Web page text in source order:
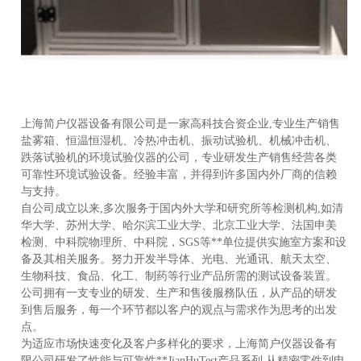
上海简户仪器设备有限公司是一家高科技合资企业,专业生产销售
盐雾箱、恒温恒湿机、冷热冲击机、振动试验机、机械冲击机、
跌落试验机的环境试验仪器的公司，专业研发生产销售经营各类
可靠性环境试验设备。经验丰富，并得到许多国内外厂商的信赖
与支持。
自公司成立以来,多次服务于国内外大学和研究所等检测机构,如清
华大学、苏州大学、哈尔滨工业大学、北京工业大学、法国申美
检测、中科院物理所、中科院，SGS等**单位提供实施室方案和设
备及其相关服务。努力开发半导体、光电、光通讯、航天太空、
生物科技、食品、化工、制药等行业产品所需的测试设备装置。
公司拥有一支专业的研发、生产和售後服務队伍，从产品的研发
到售后服务，每一个环节都以客户的观点与需求作为思考的出发
点。
为适应市场快速变化及客户多样化的要求，上海简户仪器设备有